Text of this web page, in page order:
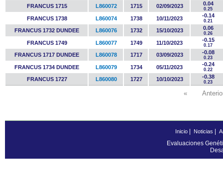
FRANCUS 1715 L860072 1715 02/09/2023 0.04
0.25
FRANCUS 1738 L860074 1738 10/11/2023 -0.14
0.21
FRANCUS 1732 DUNDEE L860076 1732 15/10/2023 0.06
0.26
FRANCUS 1749 L860077 1749 11/10/2023 -0.15
0.17
FRANCUS 1717 DUNDEE L860078 1717 03/09/2023 -0.08
0.23
FRANCUS 1734 DUNDEE L860079 1734 05/11/2023 -0.24
0.22
FRANCUS 1727 L860080 1727 10/10/2023 -0.38
0.23
«
Inicio| Noticias
Evaluaciones